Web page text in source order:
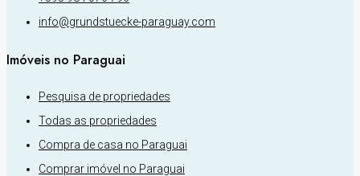
info@grundstuecke-paraguay.com
Imóveis no Paraguai
Pesquisa de propriedades
Todas as propriedades
Compra de casa no Paraguai
Comprar imóvel no Paraguai